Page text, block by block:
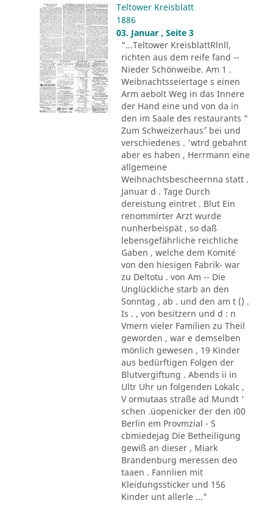
Teltower Kreisblatt
1886
03. Januar , Seite 3
"...Teltower KreisblattRlnll,
richten aus dem reife fand --
Nieder Schönweibe. Am 1 .
Weibnachtsseiertage s einen
Arm aebolt Weg in das Innere
der Hand eine und von da in
den im Saale des restaurants "
Zum Schweizerhaus´' bei und
verschiedenes . 'wtrd gebahnt
aber es haben , Herrmann eine
allgemeine
Weihnachtsbescheernna statt .
Januar d . Tage Durch
dereistung eintret . Blut Ein
renommirter Arzt wurde
nunherbeispät , so daß
lebensgefährliche reichliche
Gaben , welche dem Komité
von den hiesigen Fabrik- war
zu Deltotu . von Am -- Die
Unglückliche starb an den
Sonntag , ab . und den am t () .
Is . , von besitzern und d : n
Vmern vieler Familien zu Theil
geworden , war e demselben
mönlich gewesen , 19 Kinder
aus bedürftigen Folgen der
Blutvergiftung . Abends ii in
Ultr Uhr un folgenden Lokalc ,
V ormutaas straße ad Mundt '
schen .üopenicker der den i00
Berlin em Provmzial - S
cbmiedejag Die Betheiligung
gewiß an dieser , Miark
Brandenburg meressen deo
taaen . Fannlien mit
Kleidungssticker und 156
Kinder unt allerle ..."